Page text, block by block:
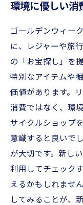
環境に優しい消
ゴールデンウィー
に、レジャーや旅
の「お宝探し」を
特別なアイテムや
価値があります。
消費ではなく、環
サイクルショップ
意識すると良いで
が大切です。新し
利用してチェック
えるかもしれませ
してみることが、